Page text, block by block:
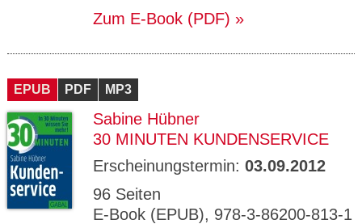
Zum E-Book (PDF)
EPUB PDF MP3
Sabine Hübner
30 MINUTEN KUNDENSERVICE
Erscheinungstermin: 03.09.2012
96 Seiten
E-Book (EPUB), 978-3-86200-813-1